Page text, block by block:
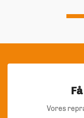
Vores